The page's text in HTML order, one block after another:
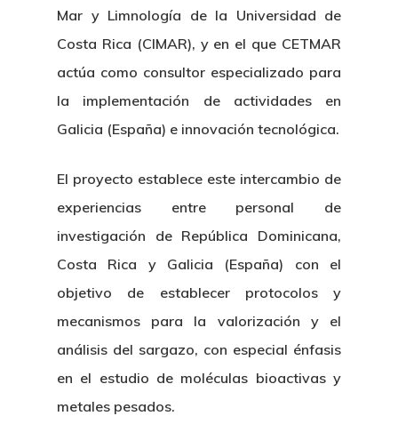
Mar y Limnología de la Universidad de
Costa Rica (CIMAR), y en el que CETMAR
actúa como consultor especializado para
la implementación de actividades en
Galicia (España) e innovación tecnológica.
El proyecto establece este intercambio de
experiencias entre personal de
investigación de República Dominicana,
Costa Rica y Galicia (España) con el
objetivo de establecer protocolos y
mecanismos para la valorización y el
análisis del sargazo, con especial énfasis
en el estudio de moléculas bioactivas y
metales pesados.